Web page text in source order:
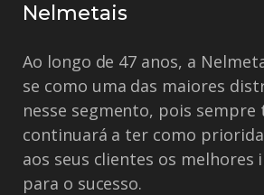
Nelmetais
Ao longo de 47 anos, a
se como uma das maiores
nesse segmento, pois sempre
continuará a ter como
aos seus clientes os melhores
para o sucesso.